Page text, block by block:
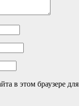
в этом браузере для